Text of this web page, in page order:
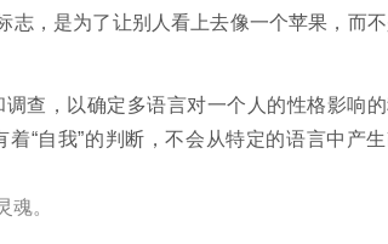
志，是为了让别人看上去像一个苹果，而
查，以确定多语言对一个人的性格影响
“自我”的判断，不会从特定的语言中产
。